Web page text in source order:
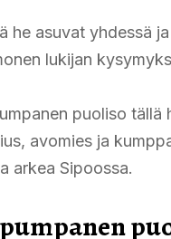
he asuvat yhdessä
lukijan
puoliso tällä
avomies ja
arkea Sipoossa.